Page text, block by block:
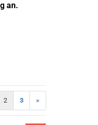
an.
2 3 »